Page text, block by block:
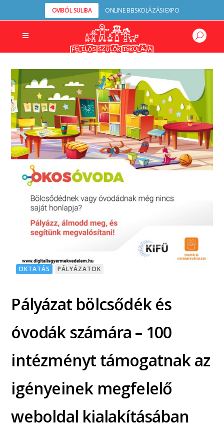
OVIBÓL SULIBA ONLINE BEISKOLÁZÁSI EXPO
OKTATÁS PÁLYÁZATOK
Pályázat bölcsődék és
óvodák számára – 100
intézményt támogatnak az
igényeinek megfelelő
weboldal kialakításában